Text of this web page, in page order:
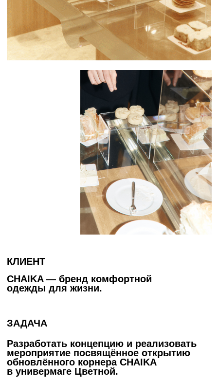
Разработать концепцию и реализовать
мероприятие посвящённое открытию
обновлённого корнера CHAIKA
универмаге Цветной.
В концепции мероприятия очень важно
передать настроение интерьера корнера:
дизайн-проект полностью воплощает
идею Chaika и передаёт ощущение
комфорта, которое создаётся
в соприкосновении с брендом.
MAIN IDEA